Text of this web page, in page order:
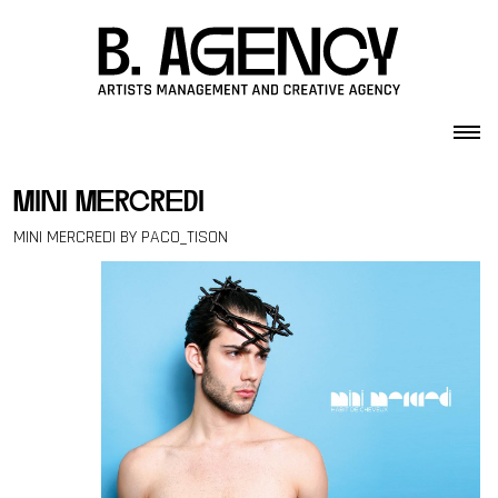
mini mercredi
MINI MERCREDI BY PACO_TISON